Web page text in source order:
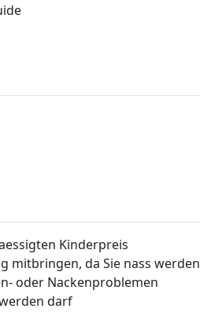
Kinderpreis
mitbringen, da Sie nass werden
oder Nackenproblemen
darf